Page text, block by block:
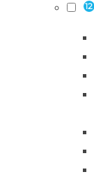
12